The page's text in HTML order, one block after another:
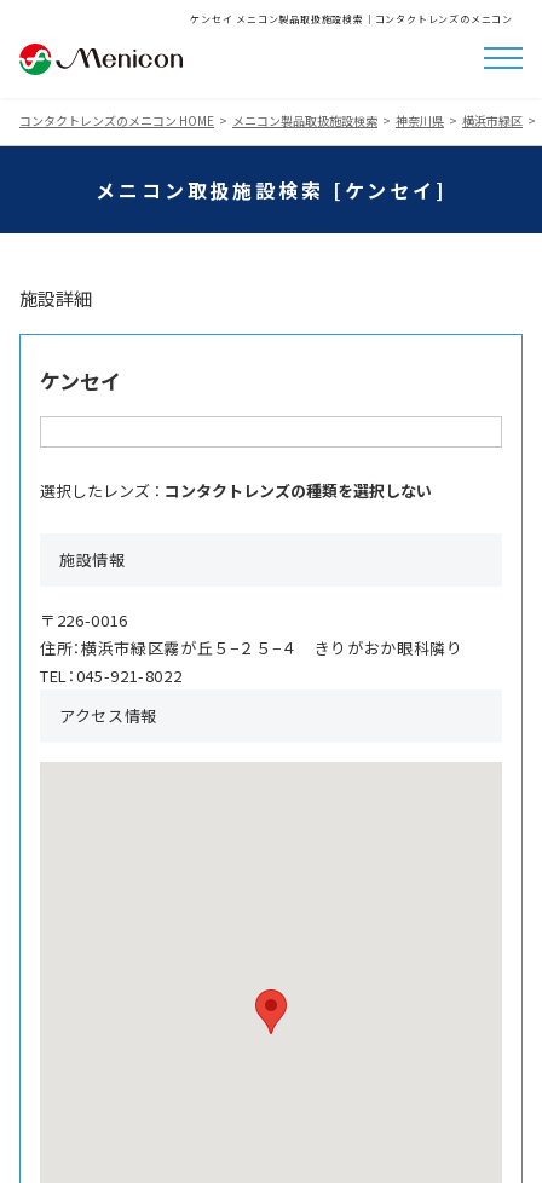
ケンセイ メニコン製品取扱施設検索│コンタクトレンズのメニコン
コンタクトレンズのメニコン HOME メニコン製品取扱施設検索 神奈川県 横浜市緑区
メニコン取扱施設検索 [ケンセイ]
施設詳細
ケンセイ
選択したレンズ ： コンタクトレンズの種類を選択しない
施設情報
〒226-0016
住所：横浜市緑区霧が丘５−２５−４ きりがおか眼科隣り
TEL：045-921-8022
アクセス情報